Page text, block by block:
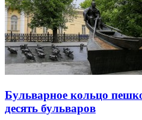
Бульварное кольцо
десять бульваров